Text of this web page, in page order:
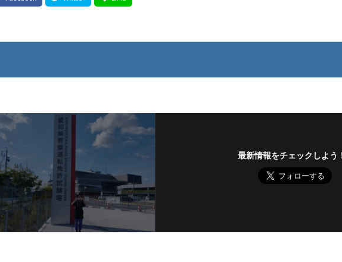
最新情報をチェックしよう